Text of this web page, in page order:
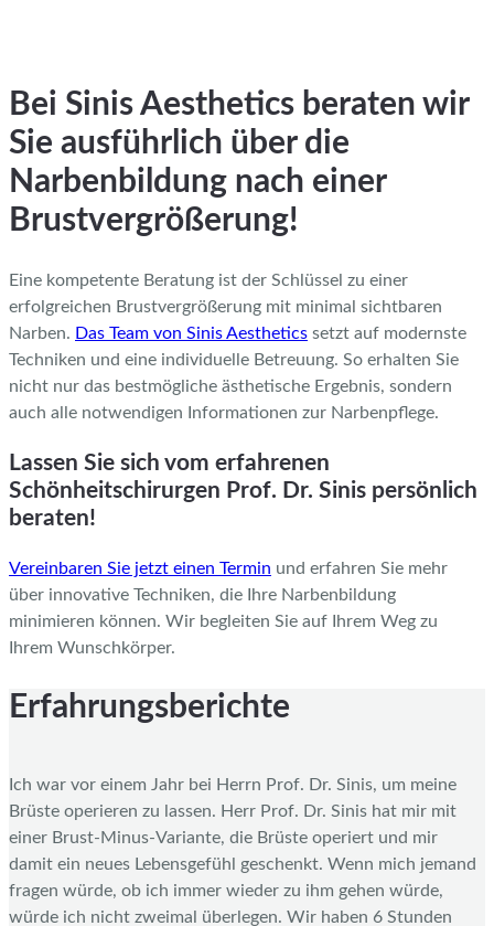
Bei Sinis Aesthetics beraten wir
Sie ausführlich über die
Narbenbildung nach einer
Brustvergrößerung!
Eine kompetente Beratung ist der Schlüssel zu einer
erfolgreichen Brustvergrößerung mit minimal sichtbaren
Narben. Das Team von Sinis Aesthetics setzt auf modernste
Techniken und eine individuelle Betreuung. So erhalten Sie
nicht nur das bestmögliche ästhetische Ergebnis, sondern
auch alle notwendigen Informationen zur Narbenpflege.
Lassen Sie sich vom erfahrenen
Schönheitschirurgen Prof. Dr. Sinis persönlich
beraten!
Vereinbaren Sie jetzt einen Termin und erfahren Sie mehr
über innovative Techniken, die Ihre Narbenbildung
minimieren können. Wir begleiten Sie auf Ihrem Weg zu
Ihrem Wunschkörper.
Erfahrungsberichte
Ich war vor einem Jahr bei Herrn Prof. Dr. Sinis, um meine
Brüste operieren zu lassen. Herr Prof. Dr. Sinis hat mir mit
einer Brust-Minus-Variante, die Brüste operiert und mir
damit ein neues Lebensgefühl geschenkt. Wenn mich jemand
fragen würde, ob ich immer wieder zu ihm gehen würde,
würde ich nicht zweimal überlegen. Wir haben 6 Stunden